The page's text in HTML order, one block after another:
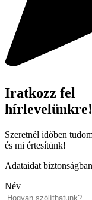
Iratkozz fel
hírlevelünkre!
Szeretnél időben
és mi értesítünk!
Adataidat
Név